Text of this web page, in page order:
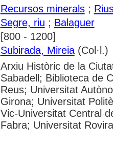
Recursos minerals;
Segre, riu ; Balaguer
[800 - 1200]
Subirada, Mireia(Col·l.)
Arxiu Històric de la
Sabadell; Biblioteca de
Reus; Universitat
Girona; Universitat
Vic-Universitat Central
Fabra; Universitat